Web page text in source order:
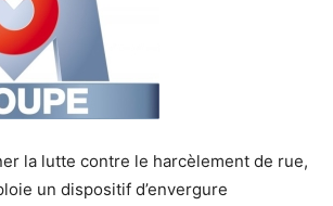
la lutte contre le harcèlement de rue,
un dispositif d’envergure